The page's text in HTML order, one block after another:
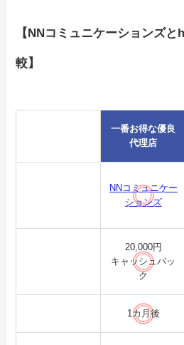
【NNコミュニケーションズ
較】
一番お得な優良
代理店
NNコミュニケー
ションズ
20,000円
キャッシュバッ
ク
1カ月後